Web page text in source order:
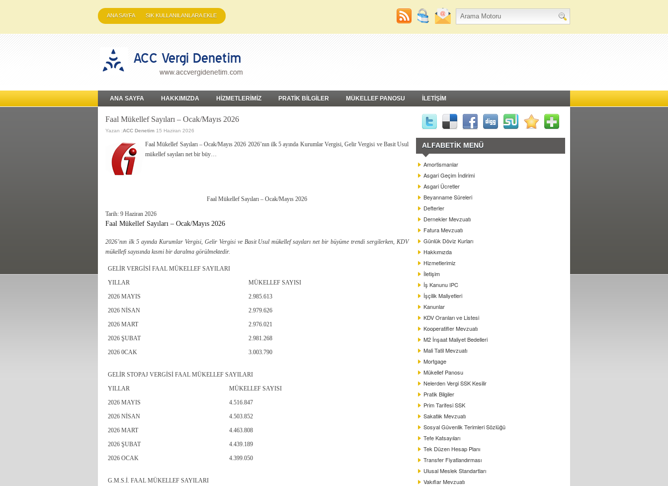
ANA SAYFA SIK KULLANILANLARA EKLE
ANA SAYFA HAKKIMIZDA HİZMETLERİMİZ PRATİK BİLGİLER MÜKELLEF PANOSU İLETİŞİM
Faal Mükellef Sayıları – Ocak/Mayıs 2026
Yazan :ACC Denetim 15 Haziran 2026
Faal Mükellef Sayıları – Ocak/Mayıs 2026 2026’nın ilk 5 ayında Kurumlar Vergisi, Gelir Vergisi ve Basit Usul
mükellef sayıları net bir büy…
Faal Mükellef Sayıları – Ocak/Mayıs 2026
Tarih: 9 Haziran 2026
Faal Mükellef Sayıları – Ocak/Mayıs 2026
2026’nın ilk 5 ayında Kurumlar Vergisi, Gelir Vergisi ve Basit Usul mükellef sayıları net bir büyüme trendi sergilerken, KDV
mükellefi sayısında kısmi bir daralma görülmektedir.
GELİR VERGİSİ FAAL MÜKELLEF SAYILARI
YILLAR
MÜKELLEF SAYISI
2026 MAYIS
2.985.613
2026 NİSAN
2.979.626
2026 MART
2.976.021
2026 ŞUBAT
2.981.268
2026 0CAK
3.003.790
GELİR STOPAJ VERGİSİ FAAL MÜKELLEF SAYILARI
YILLAR
MÜKELLEF SAYISI
2026 MAYIS
4.516.847
2026 NİSAN
4.503.852
2026 MART
4.463.808
2026 ŞUBAT
4.439.189
2026 OCAK
4.399.050
G.M.S.İ. FAAL MÜKELLEF SAYILARI
ALFABETİK MENÜ
Amortismanlar
Asgari Geçim İndirimi
Asgari Ücretler
Beyanname Süreleri
Defterler
Dernekler Mevzuatı
Fatura Mevzuatı
Günlük Döviz Kurları
Hakkımızda
Hizmetlerimiz
İletişim
İş Kanunu IPC
İşçilik Maliyetleri
Kanunlar
KDV Oranları ve Listesi
Kooperatifler Mevzuatı
M2 İnşaat Maliyet Bedelleri
Mali Tatil Mevzuatı
Mortgage
Mükellef Panosu
Nelerden Vergi SSK Kesilir
Pratik Bilgiler
Prim Tarifesi SSK
Sakatlık Mevzuatı
Sosyal Güvenlik Terimleri Sözlüğü
Tefe Katsayıları
Tek Düzen Hesap Planı
Transfer Fiyatlandırması
Ulusal Meslek Standartları
Vakıflar Mevzuatı